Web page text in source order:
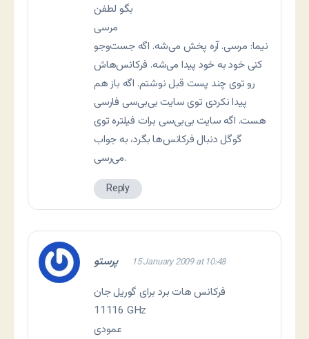
بگو لطفن
مرسی
نیما: مرسی. آره پخش می‌شه. اگه جست‌وجو
کنی خود به خود پیدا می‌شه. فرکانس‌هاش
رو توی چند پست قبل نوشتم. اگه باز هم
پیدا نکردی توی سایت بی‌بی‌سی فارسی
هست. اگه سایت بی‌بی‌سی برات فیلتره توی
گوگل دنبال فرکانس‌ها بگرد، به جواب
می‌رسی.
Reply
پرستو 15 January 2009 at 10:48
فرکانس هات برد برای گوریل جان
11116 GHz
عمودی